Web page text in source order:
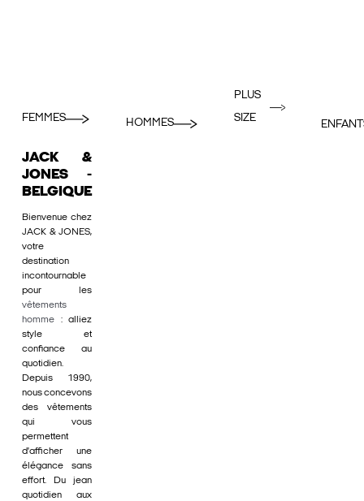
FEMMES HOMMES
PLUS
SIZE
JACK &
JONES -
BELGIQUE
Bienvenue chez
JACK & JONES,
votre
destination
incontournable
pour les
vêtements
homme : alliez
style et
confiance au
quotidien.
Depuis 1990,
nous concevons
des vêtements
qui vous
permettent
d'afficher une
élégance sans
effort. Du jean
quotidien aux